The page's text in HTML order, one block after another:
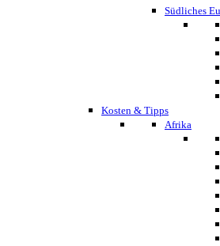
Südliches
Kosten & Tipps
Afrika